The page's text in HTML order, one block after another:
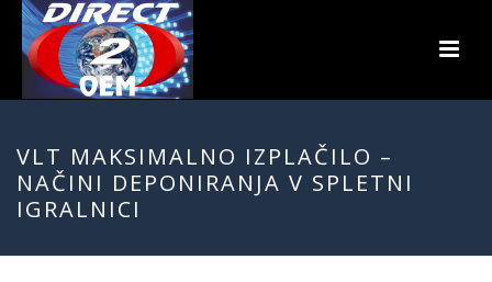
VLT MAKSIMALNO IZPLAČILO –
NAČINI DEPONIRANJA V SPLETNI
IGRALNICI